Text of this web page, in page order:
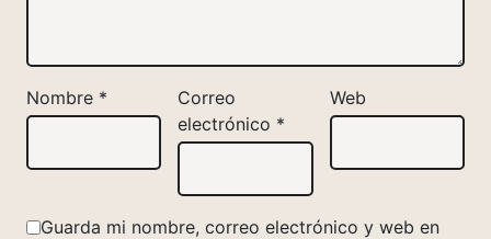
Nombre *
Correo
electrónico *
Web
Guarda mi nombre, correo electrónico y web en